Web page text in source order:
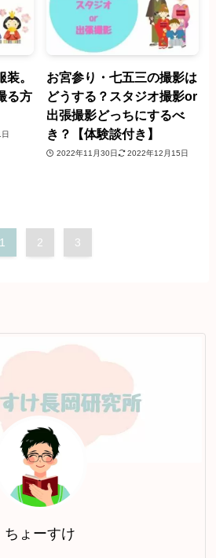
。
る方
お宮参り・七五三の撮影は
どうする？スタジオ撮影or
出張撮影どっちにするべ
き？【体験談付き】
2022年11月30日 2022年12月15日
1 2 3
ちょーすけ